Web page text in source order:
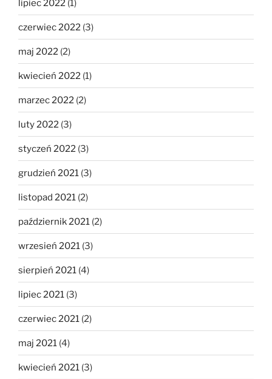
lipiec 2022 (1)
czerwiec 2022 (3)
maj 2022 (2)
kwiecień 2022 (1)
marzec 2022 (2)
luty 2022 (3)
styczeń 2022 (3)
grudzień 2021 (3)
listopad 2021 (2)
październik 2021 (2)
wrzesień 2021 (3)
sierpień 2021 (4)
lipiec 2021 (3)
czerwiec 2021 (2)
maj 2021 (4)
kwiecień 2021 (3)